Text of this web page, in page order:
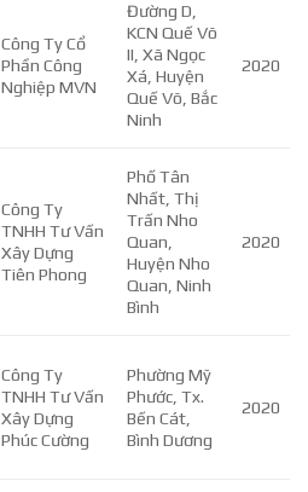
Công Ty Cổ
Phần Công
Nghiệp MVN
Đường D,
KCN Quế Võ
II, Xã Ngọc
Xá, Huyện
Quế Võ, Bắc
Ninh
2020
Công Ty
TNHH Tư Vấn
Xây Dựng
Tiên Phong
Phố Tân
Nhất, Thị
Trấn Nho
Quan,
Huyện Nho
Quan, Ninh
Bình
2020
Công Ty
TNHH Tư Vấn
Xây Dựng
Phúc Cường
Phường Mỹ
Phước, Tx.
Bến Cát,
Bình Dương
2020